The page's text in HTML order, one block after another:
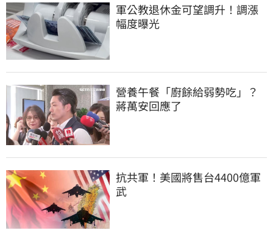
軍公教退休金可望調升！調漲
幅度曝光
營養午餐「廚餘給弱勢吃」？
蔣萬安回應了
抗共軍！美國將售台4400億軍
武